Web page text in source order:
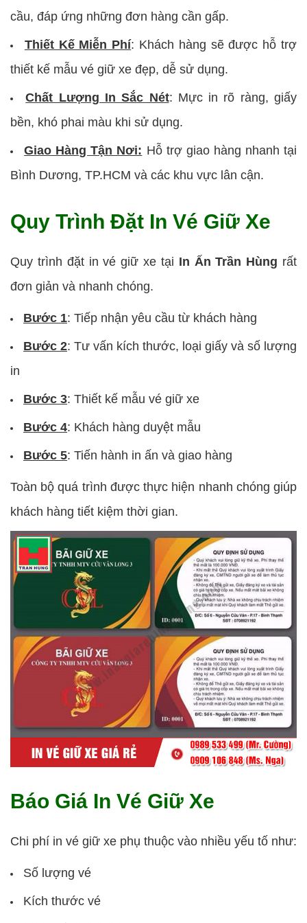
cầu, đáp ứng những đơn hàng cần gấp.
Thiết Kế Miễn Phí: Khách hàng sẽ được hỗ trợ
thiết kế mẫu vé giữ xe đẹp, dễ sử dụng.
Chất Lượng In Sắc Nét: Mực in rõ ràng, giấy
bền, khó phai màu khi sử dụng.
Giao Hàng Tận Nơi: Hỗ trợ giao hàng nhanh tại
Bình Dương, TP.HCM và các khu vực lân cận.
Quy Trình Đặt In Vé Giữ Xe
Quy trình đặt in vé giữ xe tại In Ấn Trần Hùng rất
đơn giản và nhanh chóng.
Bước 1: Tiếp nhận yêu cầu từ khách hàng
Bước 2: Tư vấn kích thước, loại giấy và số lượng
in
Bước 3: Thiết kế mẫu vé giữ xe
Bước 4: Khách hàng duyệt mẫu
Bước 5: Tiến hành in ấn và giao hàng
Toàn bộ quá trình được thực hiện nhanh chóng giúp
khách hàng tiết kiệm thời gian.
Báo Giá In Vé Giữ Xe
Chi phí in vé giữ xe phụ thuộc vào nhiều yếu tố như:
Số lượng vé
Kích thước vé